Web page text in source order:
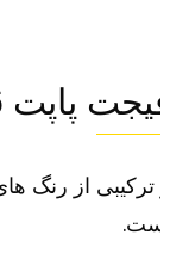
پاپت 6 ضلعی
ترکیبی از رنگ های